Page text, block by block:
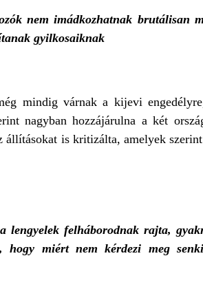
nem imádkozhatnak brutálisan
gyilkosaiknak
mindig várnak a kijevi
nagyban hozzájárulna a két
is kritizálta, amelyek
lengyelek felháborodnak rajta,
miért nem kérdezi meg